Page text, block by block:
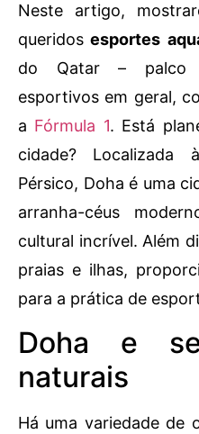
Neste artigo,
queridos esportes
do Qatar – palco
esportivos em geral,
a Fórmula 1. Está
cidade? Localizada
Pérsico, Doha é uma
arranha-céus
cultural incrível. Além
praias e ilhas,
para a prática de
Doha e
naturais
Há uma variedade de